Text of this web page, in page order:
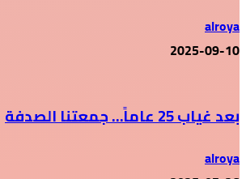
alroya
2025-09-10
بعد غياب 25 عاماً… جمعتنا الصدفة
alroya